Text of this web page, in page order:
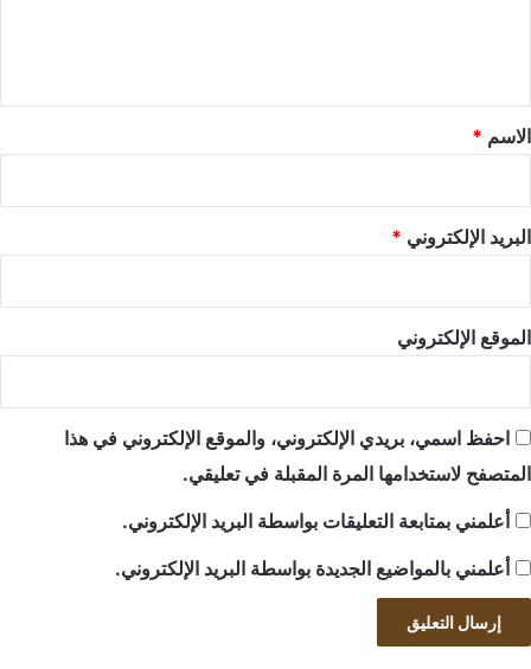
*
الاسم *
البريد الإلكتروني *
الموقع الإلكتروني
احفظ اسمي، بريدي الإلكتروني، والموقع الإلكتروني في هذا
المتصفح لاستخدامها المرة المقبلة في تعليقي.
أعلمني بمتابعة التعليقات بواسطة البريد الإلكتروني.
أعلمني بالمواضيع الجديدة بواسطة البريد الإلكتروني.